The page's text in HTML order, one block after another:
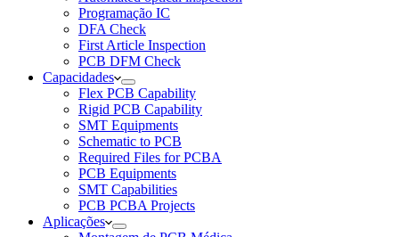
Programação IC
DFA Check
First Article Inspection
PCB DFM Check
Capacidades
Flex PCB Capability
Rigid PCB Capability
SMT Equipments
Schematic to PCB
Required Files for PCBA
PCB Equipments
SMT Capabilities
PCB PCBA Projects
Aplicações